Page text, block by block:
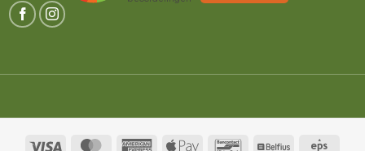
Visa MasterCardAmericanApple BancontactBelfius